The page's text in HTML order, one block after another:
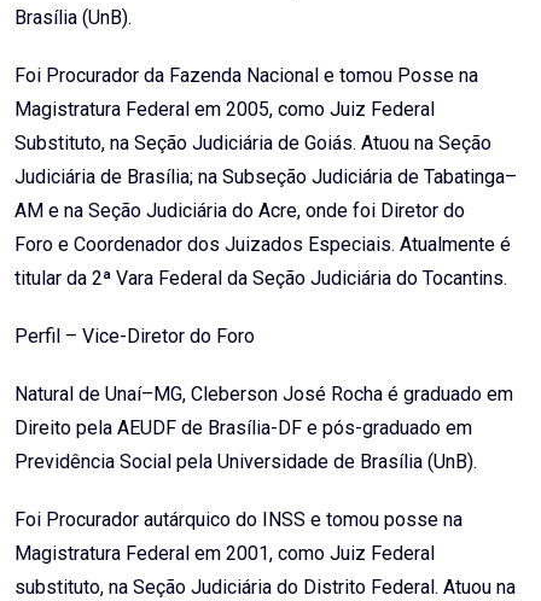
Brasília (UnB).
Foi Procurador da Fazenda Nacional e tomou Posse na
Magistratura Federal em 2005, como Juiz Federal
Substituto, na Seção Judiciária de Goiás. Atuou na Seção
Judiciária de Brasília; na Subseção Judiciária de Tabatinga–
AM e na Seção Judiciária do Acre, onde foi Diretor do
Foro e Coordenador dos Juizados Especiais. Atualmente é
titular da 2ª Vara Federal da Seção Judiciária do Tocantins.
Perfil – Vice-Diretor do Foro
Natural de Unaí–MG, Cleberson José Rocha é graduado em
Direito pela AEUDF de Brasília-DF e pós-graduado em
Previdência Social pela Universidade de Brasília (UnB).
Foi Procurador autárquico do INSS e tomou posse na
Magistratura Federal em 2001, como Juiz Federal
substituto, na Seção Judiciária do Distrito Federal. Atuou na